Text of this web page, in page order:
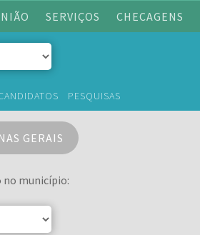
SERVIÇOS CHECAGENS
PESQUISAS
GERAIS
no município: